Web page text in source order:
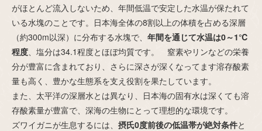
がほとんど流入しないため、年間低温で安定した水温が保たれて
いる水塊のことです。日本海全体の8割以上の体積を占める深層
（約300m以深）に分布する水塊で、 年間を通じて水温は0～1℃
程度 、塩分は34.1程度とほぼ均質です。 窒素やリンなどの栄養
分が豊富に含まれており、さらに深さが深くなってます溶存酸素
量も高く、豊かな生態系を支え役割を果たしています。
また、太平洋の深層水とは異なり、日本海の固有水は深くても溶
存酸素量が豊富で、深海の生物にとって理想的な環境です。
ズワイガニが生息するには、 摂氏0度前後の低温帯が絶対条件と